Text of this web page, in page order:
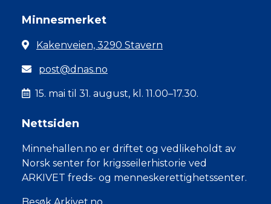
Minnesmerket
Kakenveien, 3290 Stavern
post@dnas.no
15. mai til 31. august, kl. 11.00–17.30.
Nettsiden
Minnehallen.no er driftet og vedlikeholdt av
Norsk senter for krigsseilerhistorie ved
ARKIVET freds- og menneskerettighetssenter.